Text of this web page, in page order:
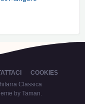
COOKIES
Classica
by Taman.